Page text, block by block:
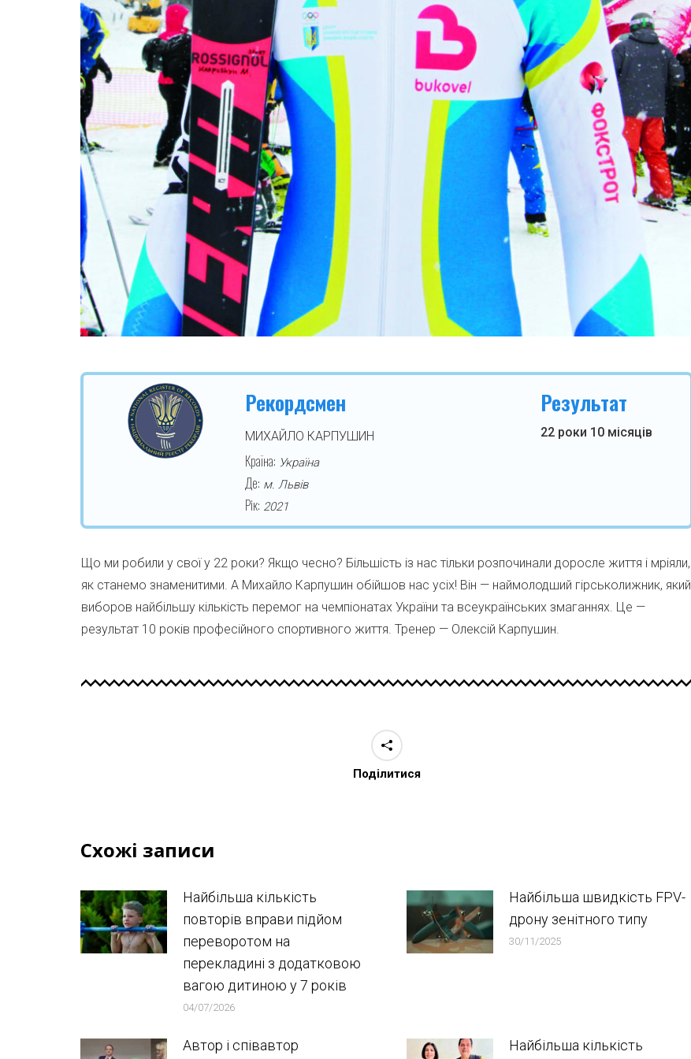
Рекордсмен
МИХАЙЛО КАРПУШИН
Країна: Україна
Де: м. Львів
Рік: 2021
Результат
22 роки 10 місяців
Що ми робили у свої у 22 роки? Якщо чесно? Більшість із нас тільки розпочинали доросле життя і мріяли,
як станемо знаменитими. А Михайло Карпушин обійшов нас усіх! Він — наймолодший гірськолижник, який
виборов найбільшу кількість перемог на чемпіонатах України та всеукраїнських змаганнях. Це —
результат 10 років професійного спортивного життя. Тренер — Олексій Карпушин.
Поділитися
Схожі записи
Найбільша кількість
повторів вправи підйом
переворотом на
перекладині з додатковою
вагою дитиною у 7 років
04/07/2026
Найбільша швидкість FPV-
дрону зенітного типу
30/11/2025
Автор і співавтор
Найбільша кількість